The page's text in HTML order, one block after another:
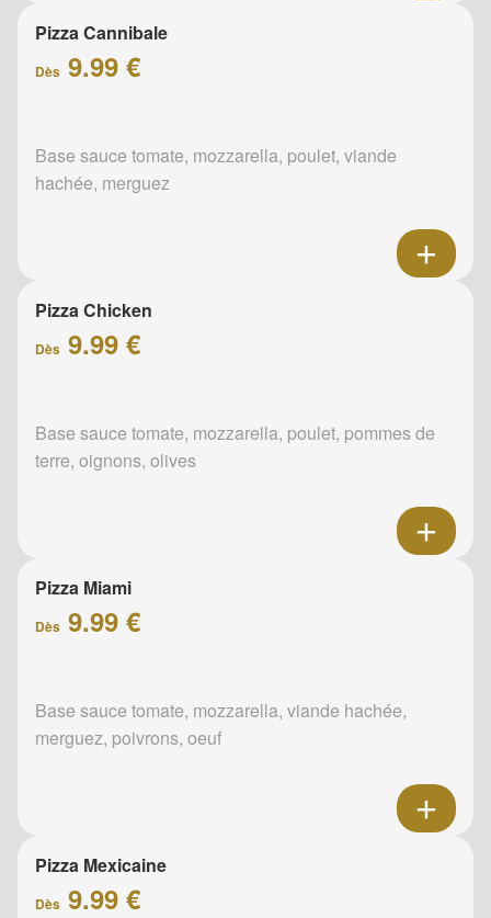
Pizza Cannibale
Dès 9.99 €
Base sauce tomate, mozzarella, poulet, viande
hachée, merguez
Pizza Chicken
Dès 9.99 €
Base sauce tomate, mozzarella, poulet, pommes de
terre, oignons, olives
Pizza Miami
Dès 9.99 €
Base sauce tomate, mozzarella, viande hachée,
merguez, poivrons, oeuf
Pizza Mexicaine
Dès 9.99 €